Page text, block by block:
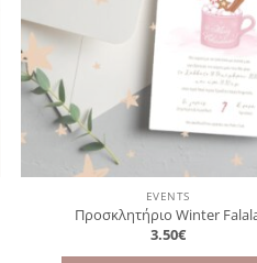
EVENTS
Προσκλητήριο Winter
3.50€